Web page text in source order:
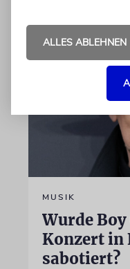
MUSIK
Wurde
Konzert in
sabotiert?
ALLES ABLEHNEN